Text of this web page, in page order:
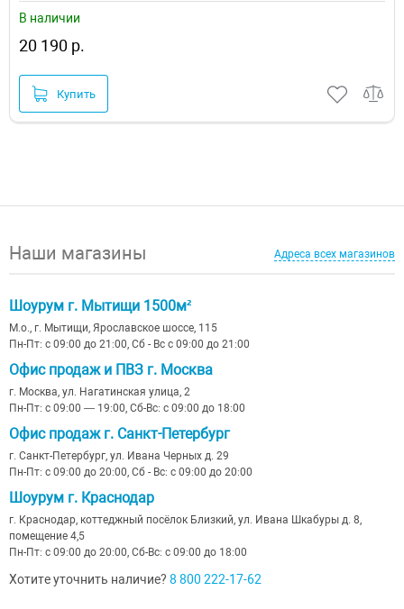
В наличии
20 190 р.
Купить
Наши магазины Адреса всех магазинов
Шоурум г. Мытищи 1500м²
М.о., г. Мытищи, Ярославское шоссе, 115
Пн-Пт: с 09:00 до 21:00, Сб - Вс с 09:00 до 21:00
Офис продаж и ПВЗ г. Москва
г. Москва, ул. Нагатинская улица, 2
Пн-Пт: с 09:00 — 19:00, Сб-Вс: с 09:00 до 18:00
Офис продаж г. Санкт-Петербург
г. Санкт-Петербург, ул. Ивана Черных д. 29
Пн-Пт: с 09:00 до 20:00, Сб - Вс: с 09:00 до 20:00
Шоурум г. Краснодар
г. Краснодар, коттеджный посёлок Близкий, ул. Ивана Шкабуры д. 8,
помещение 4,5
Пн-Пт: с 09:00 до 20:00, Сб-Вс: с 09:00 до 18:00
Хотите уточнить наличие? 8 800 222-17-62